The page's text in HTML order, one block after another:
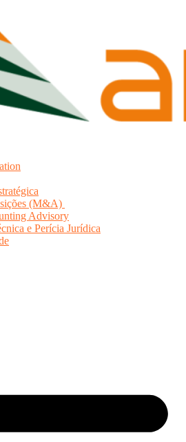
(M&A)
Advisory
e Perícia Jurídica